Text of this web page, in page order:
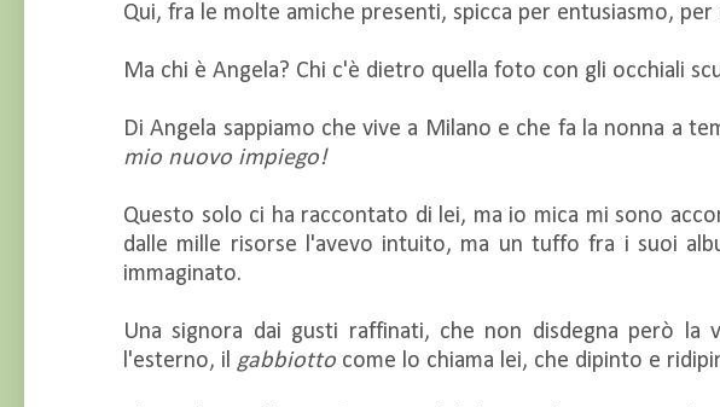
Qui, fra le molte amiche presenti, spicca per entusiasmo, per
Ma chi è Angela? Chi c'è dietro quella foto con gli occhiali
Di Angela sappiamo che vive a Milano e che fa la nonna a
mio nuovo impiego!
Questo solo ci ha raccontato di lei, ma io mica mi sono
dalle mille risorse l'avevo intuito, ma un tuffo fra i suoi
immaginato.
Una signora dai gusti raffinati, che non disdegna però la
l'esterno, il gabbiotto come lo chiama lei, che dipinto e